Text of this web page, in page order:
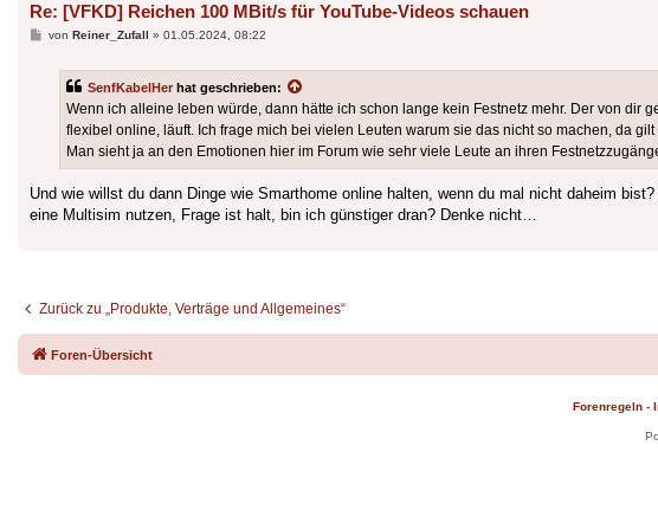
Re: [VFKD] Reichen 100 MBit/s für YouTube-Videos schauen
Beitrag
von Reiner_Zufall » 01.05.2024, 08:22
SenfKabelHer hat geschrieben:
Wenn ich alleine leben würde, dann hätte ich schon lange kein Festnetz mehr. Der von dir
flexibel online, läuft. Ich frage mich bei vielen Leuten warum sie das nicht so machen, da
Man sieht ja an den Emotionen hier im Forum wie sehr viele Leute an ihren
Und wie willst du dann Dinge wie Smarthome online halten, wenn du mal nicht daheim
eine Multisim nutzen, Frage ist halt, bin ich günstiger dran? Denke nicht…
Zurück zu „Produkte, Verträge und Allgemeines“
Foren-Übersicht
Forenregeln -